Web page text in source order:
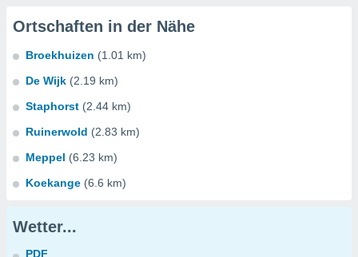
Ortschaften in der Nähe
Broekhuizen (1.01 km)
De Wijk (2.19 km)
Staphorst (2.44 km)
Ruinerwold (2.83 km)
Meppel (6.23 km)
Koekange (6.6 km)
Wetter...
PDF